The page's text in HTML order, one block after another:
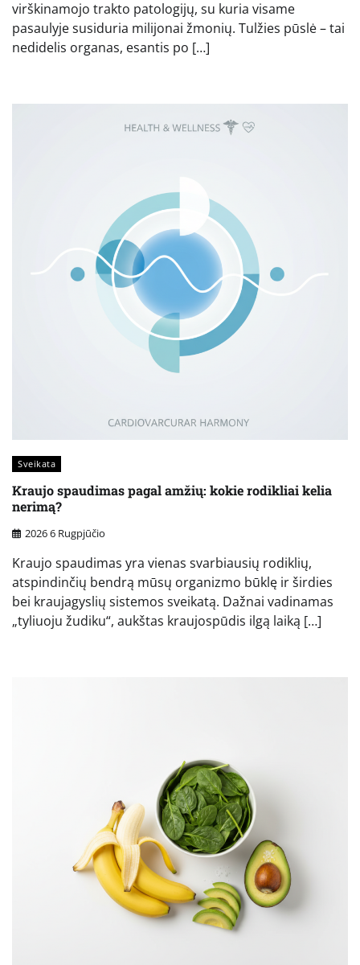
virškinamojo trakto patologijų, su kuria visame
pasaulyje susiduria milijonai žmonių. Tulžies pūslė – tai
nedidelis organas, esantis po […]
Sveikata
Kraujo spaudimas pagal amžių: kokie rodikliai kelia
nerimą?
2026 6 Rugpjūčio
Kraujo spaudimas yra vienas svarbiausių rodiklių,
atspindinčių bendrą mūsų organizmo būklę ir širdies
bei kraujagyslių sistemos sveikatą. Dažnai vadinamas
„tyliuoju žudiku“, aukštas kraujospūdis ilgą laiką […]